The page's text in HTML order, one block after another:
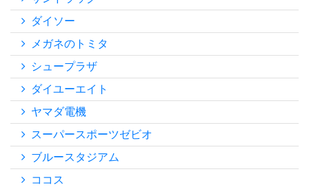
ダイソー
メガネのトミタ
シュープラザ
ダイユーエイト
ヤマダ電機
スーパースポーツゼビオ
ブルースタジアム
ココス